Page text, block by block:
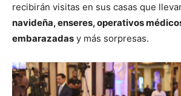
recibirán visitas en sus casas que
navideña, enseres, operativos
embarazadas y más sorpresas.